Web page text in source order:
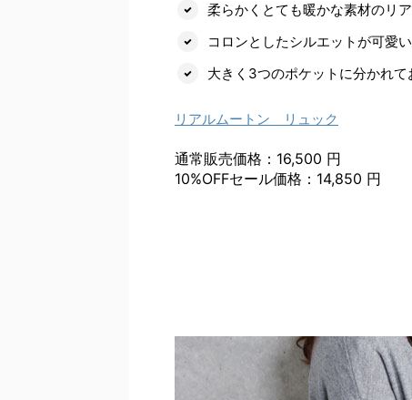
柔らかくとても暖かな素材のリ
コロンとしたシルエットが可愛
大きく3つのポケットに分かれ
リアルムートン リュック
通常販売価格：16,500 円
10%OFFセール価格：14,850 円